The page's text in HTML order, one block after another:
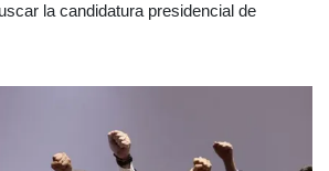
la candidatura presidencial de